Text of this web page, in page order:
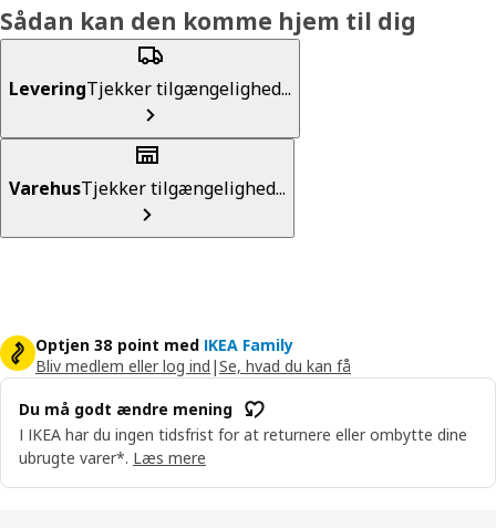
Sådan kan den komme hjem til dig
LeveringTjekker tilgængelighed...
VarehusTjekker tilgængelighed...
Optjen 38 point med IKEA Family
Bliv medlem eller log ind |Se, hvad du kan få
Du må godt ændre mening
I IKEA har du ingen tidsfrist for at returnere eller ombytte dine
ubrugte varer*. Læs mere